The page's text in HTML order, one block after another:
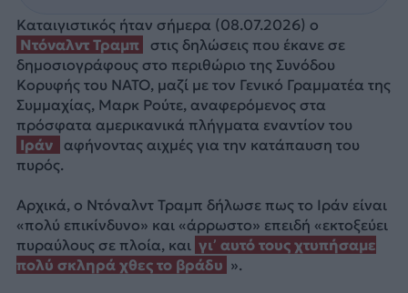
Καταιγιστικός ήταν σήμερα (08.07.2026) ο
Ντόναλντ Τραμπ
στις δηλώσεις που έκανε σε
δημοσιογράφους στο περιθώριο της Συνόδου
Κορυφής του NATO, μαζί με τον Γενικό Γραμματέα της
Συμμαχίας, Μαρκ Ρούτε, αναφερόμενος στα
πρόσφατα αμερικανικά πλήγματα εναντίον του
Ιράν αφήνοντας αιχμές για την κατάπαυση του
πυρός.
Αρχικά, ο Ντόναλντ Τραμπ δήλωσε πως το Ιράν είναι
«πολύ επικίνδυνο» και «άρρωστο» επειδή «εκτοξεύει
πυραύλους σε πλοία, και γι’ αυτό τους χτυπήσαμε
πολύ σκληρά χθες το βράδυ ».